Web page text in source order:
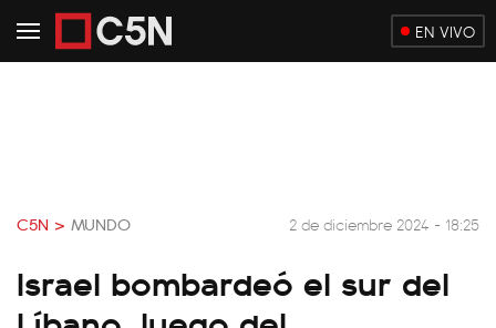
EN VIVO
C5N > MUNDO 2 de diciembre 2024 - 18:25
Israel bombardeó el sur del